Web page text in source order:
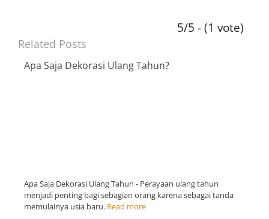
5/5 - (1 vote)
Related Posts
Apa Saja Dekorasi Ulang Tahun?
Apa Saja Dekorasi Ulang Tahun - Perayaan ulang tahun
menjadi penting bagi sebagian orang karena sebagai tanda
memulainya usia baru. Read more